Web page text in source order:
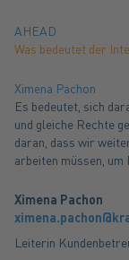
AHEAD
Was bedeutet der
Ximena Pachon
Es bedeutet, sich
und gleiche Rechte
daran, dass wir
arbeiten müssen,
Ximena Pachon
Leiterin